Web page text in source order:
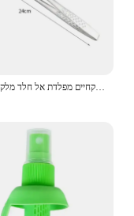
מטבח מלקחיים מפלדת אל חלד מלקחיים קליפ bbq גריל בשר גריל בישול פינצטה למטבח